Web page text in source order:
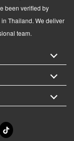
been verified by
Thailand. We deliver
team.